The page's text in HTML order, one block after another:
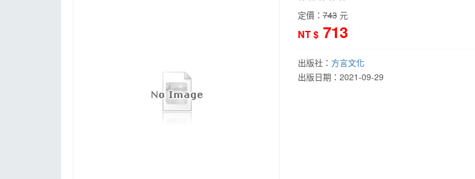
定價：743元
NT $713
出版社： 方言文化
出版日期： 2021-09-29